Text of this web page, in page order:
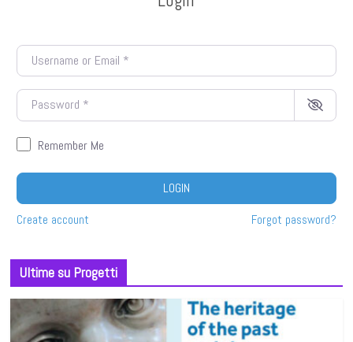
Username or Email
Password
Remember Me
LOGIN
Create account Forgot password?
Ultime su Progetti